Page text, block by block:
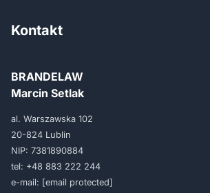
Kontakt
BRANDELAW
Marcin Setlak
al. Warszawska 102
20-824 Lublin
NIP: 7381890884
tel: +48 883 222 244
e-mail: [email protected]